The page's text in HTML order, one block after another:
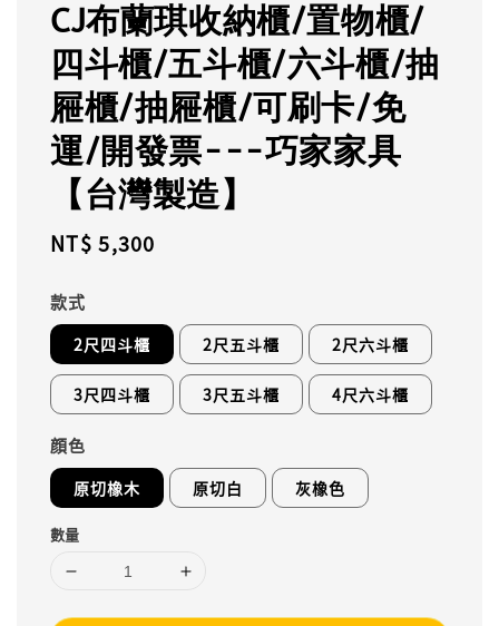
CJ布蘭琪收納櫃/置物櫃/
四斗櫃/五斗櫃/六斗櫃/抽
屜櫃/抽屜櫃/可刷卡/免
運/開發票---巧家家具
【台灣製造】
Regular
NT$ 5,300
款式
2尺四斗櫃 2尺五斗櫃 2尺六斗櫃
3尺四斗櫃 3尺五斗櫃 4尺六斗櫃
顔色
原切橡木 原切白 灰橡色
數量